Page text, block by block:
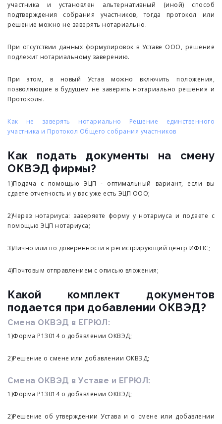
участника и установлен альтернативный (иной) способ
подтверждения собрания участников, тогда протокол или
решение можно не заверять нотариально.
При отсутствии данных формулировок в Уставе ООО, решение
подлежит нотариальному заверению.
При этом, в новый Устав можно включить положения,
позволяющие в будущем не заверять нотариально решения и
Протоколы.
Как не заверять нотариально Решение единственного
участника и Протокол Общего собрания участников
Как подать документы на смену
ОКВЭД фирмы?
1)Подача с помощью ЭЦП - оптимальный вариант, если вы
сдаете отчетность и у вас уже есть ЭЦП ООО;
2)Через нотариуса: заверяете форму у нотариуса и подаете с
помощью ЭЦП нотариуса;
3)Лично или по доверенности в регистрирующий центр ИФНС;
4)Почтовым отправлением с описью вложения;
Какой комплект документов
подается при добавлении ОКВЭД?
Смена ОКВЭД в ЕГРЮЛ:
1)Форма Р13014 о добавлении ОКВЭД;
2)Решение о смене или добавлении ОКВЭД;
Смена ОКВЭД в Уставе и ЕГРЮЛ:
1)Форма Р13014 о добавлении ОКВЭД;
2)Решение об утверждении Устава и о смене или добавлении